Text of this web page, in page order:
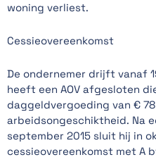
woning verliest.
Cessieovereenkomst
De ondernemer drijft vanaf
heeft een AOV afgesloten
daggeldvergoeding van €
arbeidsongeschiktheid. Na
september 2015 sluit hij in
cessieovereenkomst met A